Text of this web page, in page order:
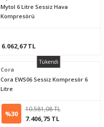
Mytol 6 Litre Sessiz Hava
Kompresörü
6.062,67 TL
Tükendi
Cora
Cora EWS06 Sessiz Kompresör 6
Litre
%30
10.581,08 TL
7.406,75 TL